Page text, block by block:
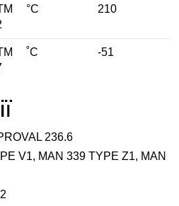
°C 210
˚С -51
236.6
V1, MAN 339 TYPE Z1, MAN